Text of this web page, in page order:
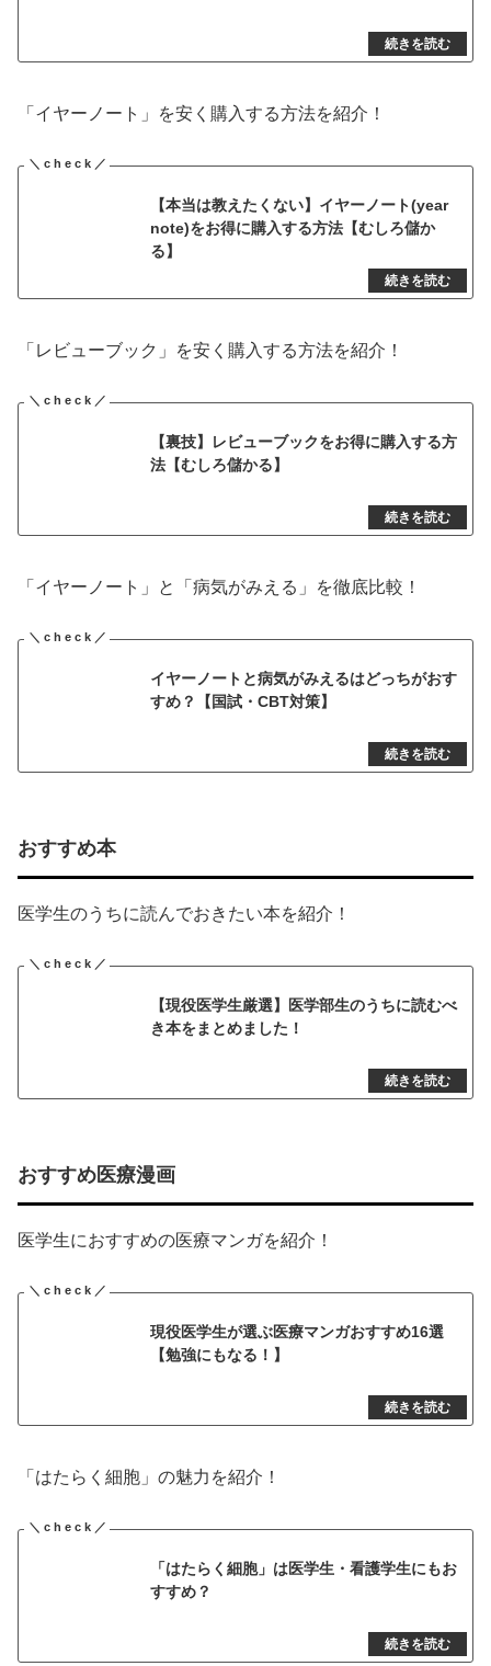
「イヤーノート」を安く購入する方法を紹介！
【本当は教えたくない】イヤーノート(year
note)をお得に購入する方法【むしろ儲か
る】
「レビューブック」を安く購入する方法を紹介！
【裏技】レビューブックをお得に購入する方
法【むしろ儲かる】
「イヤーノート」と「病気がみえる」を徹底比較！
イヤーノートと病気がみえるはどっちがおす
すめ？【国試・CBT対策】
おすすめ本
医学生のうちに読んでおきたい本を紹介！
【現役医学生厳選】医学部生のうちに読むべ
き本をまとめました！
おすすめ医療漫画
医学生におすすめの医療マンガを紹介！
現役医学生が選ぶ医療マンガおすすめ16選
【勉強にもなる！】
「はたらく細胞」の魅力を紹介！
「はたらく細胞」は医学生・看護学生にもお
すすめ？